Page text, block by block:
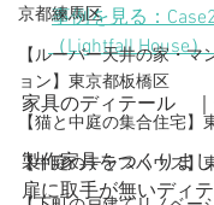
京都練馬区
【ルーバー天井の家・
ョン】東京都板橋区
【猫と中庭の集合住宅
【中庭のテラスハウス】
事例を見る：
（Lightfall House
家具のディテール　｜
製作家具をつくりま
扉に取手が無いディ